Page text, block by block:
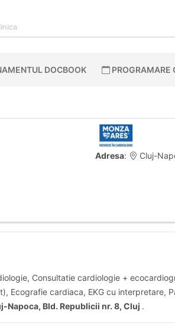
DOCBOOK PROGRAMARE
Adresa: Cluj-
Consultatie cardiologie +
Ecografie cardiaca, EKG cu interpretare,
Napoca, Bld. Republicii nr. 8, Cluj .